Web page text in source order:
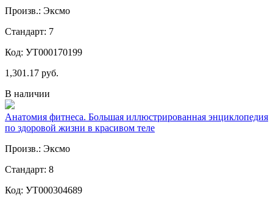
Произв.: Эксмо
Стандарт: 7
Код: УТ000170199
1,301.17 руб.
В наличии
Анатомия фитнеса. Большая иллюстрированная энциклопедия
по здоровой жизни в красивом теле
Произв.: Эксмо
Стандарт: 8
Код: УТ000304689